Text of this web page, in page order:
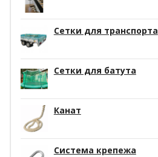
Сетки для транспорта
Сетки для батута
Канат
Система крепежа